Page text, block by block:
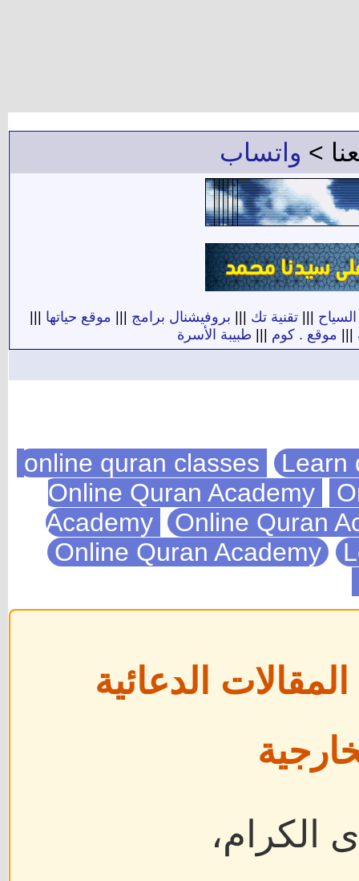
> واتساب
|||تقنية تك بروفيشنال برامج موقع حياتها
موقع . كوم طبيبة الأسرة
Learn
Academy Online Quran
Online Quran Academy
الدعائية
الكرام،